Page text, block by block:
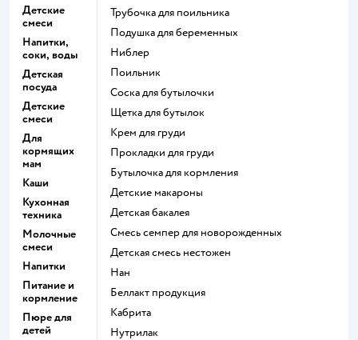
Детские
смеси
Напитки,
соки, воды
Детская
посуда
Детские
смеси
Для
кормящих
мам
Каши
Кухонная
техника
Молочные
смеси
Напитки
Питание и
кормление
Пюре для
детей
трубочка для поильника
подушка для беременных
ниблер
поильник
соска для бутылочки
щетка для бутылок
крем для груди
прокладки для груди
бутылочка для кормления
детские макароны
детская бакалея
смесь семпер для новорожденных
детская смесь нестожен
нан
беллакт продукция
кабрита
нутрилак